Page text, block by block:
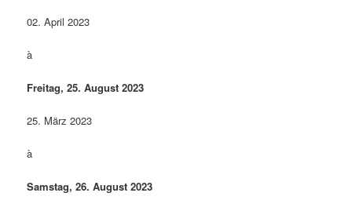
02. April 2023
à
Freitag, 25. August 2023
25. März 2023
à
Samstag, 26. August 2023